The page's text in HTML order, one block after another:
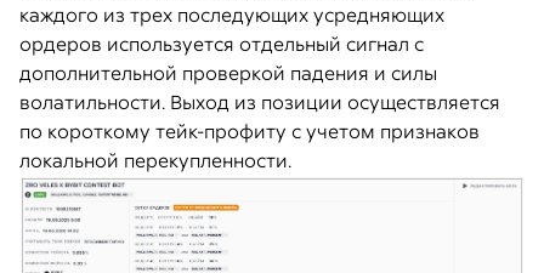
каждого из трех последующих усредняющих
ордеров используется отдельный сигнал с
дополнительной проверкой падения и силы
волатильности. Выход из позиции осуществляется
по короткому тейк-профиту с учетом признаков
локальной перекупленности.